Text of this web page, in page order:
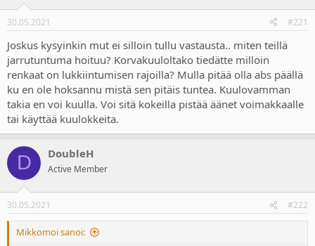
u
n
a
o
i
t
t
a
j
a
ä
m
ä
r
ä
30.05.2021 #221
Joskus kysyinkin mut ei silloin tullu vastausta.. miten teillä
jarrutuntuma hoituu? Korvakuuloltako tiedätte milloin
renkaat on lukkiintumisen rajoilla? Mulla pitää olla abs päällä
ku en ole hoksannu mistä sen pitäis tuntea. Kuulovamman
takia en voi kuulla. Voi sitä kokeilla pistää äänet voimakkaalle
tai käyttää kuulokkeita.
D DoubleH
Active Member
30.05.2021 #222
Mikkomoi sanoi: